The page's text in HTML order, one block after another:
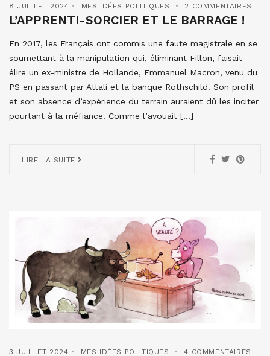
8 JUILLET 2024 MES IDÉES POLITIQUES 2 COMMENTAIRES
L’APPRENTI-SORCIER ET LE BARRAGE !
En 2017, les Français ont commis une faute magistrale en se
soumettant à la manipulation qui, éliminant Fillon, faisait
élire un ex-ministre de Hollande, Emmanuel Macron, venu du
PS en passant par Attali et la banque Rothschild. Son profil
et son absence d’expérience du terrain auraient dû les inciter
pourtant à la méfiance. Comme l’avouait […]
LIRE LA SUITE
3 JUILLET 2024 MES IDÉES POLITIQUES 4 COMMENTAIRES